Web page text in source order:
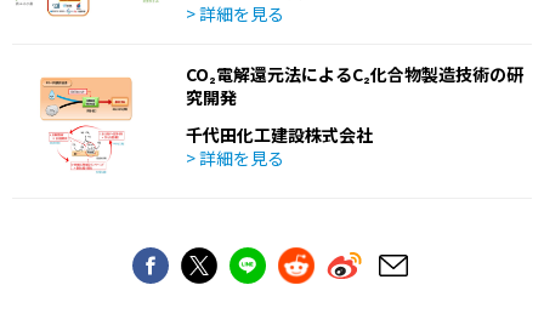
> 詳細を見る
CO₂電解還元法によるC₂化合物製造技術の研
究開発
千代田化工建設株式会社
> 詳細を見る